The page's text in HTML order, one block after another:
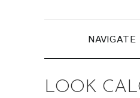
LOOK